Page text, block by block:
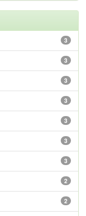
3
3
3
3
3
3
3
2
2